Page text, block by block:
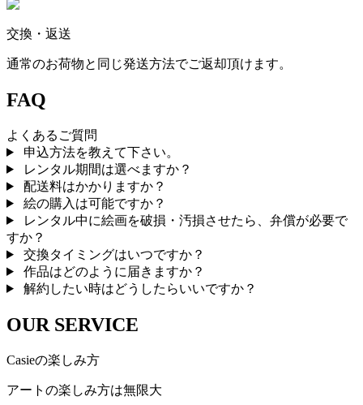
交換・返送
通常のお荷物と同じ発送方法でご返却頂けます。
FAQ
よくあるご質問
申込方法を教えて下さい。
レンタル期間は選べますか？
配送料はかかりますか？
絵の購入は可能ですか？
レンタル中に絵画を破損・汚損させたら、弁償が必要で
すか？
交換タイミングはいつですか？
作品はどのように届きますか？
解約したい時はどうしたらいいですか？
OUR SERVICE
Casieの楽しみ方
アートの楽しみ方は無限大